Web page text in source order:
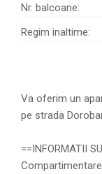
Nr. balcoane:
Regim inaltime:
Va oferim un
pe strada
==INFORMATII